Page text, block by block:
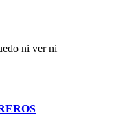
ni ver ni